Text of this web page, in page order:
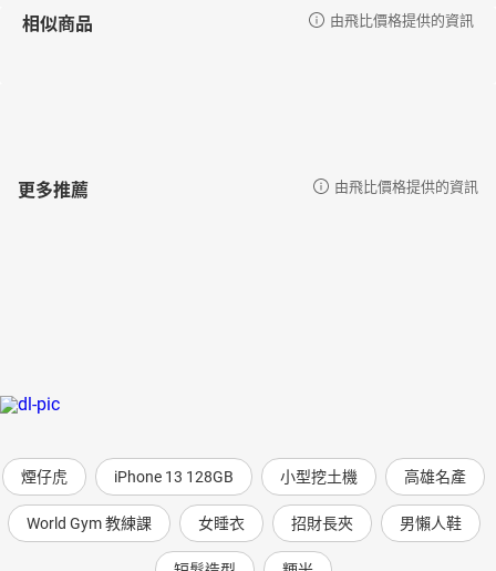
相似商品 由飛比價格提供的資訊
更多推薦 由飛比價格提供的資訊
煙仔虎 iPhone 13 128GB 小型挖土機 高雄名產
World Gym 教練課 女睡衣 招財長夾 男懶人鞋